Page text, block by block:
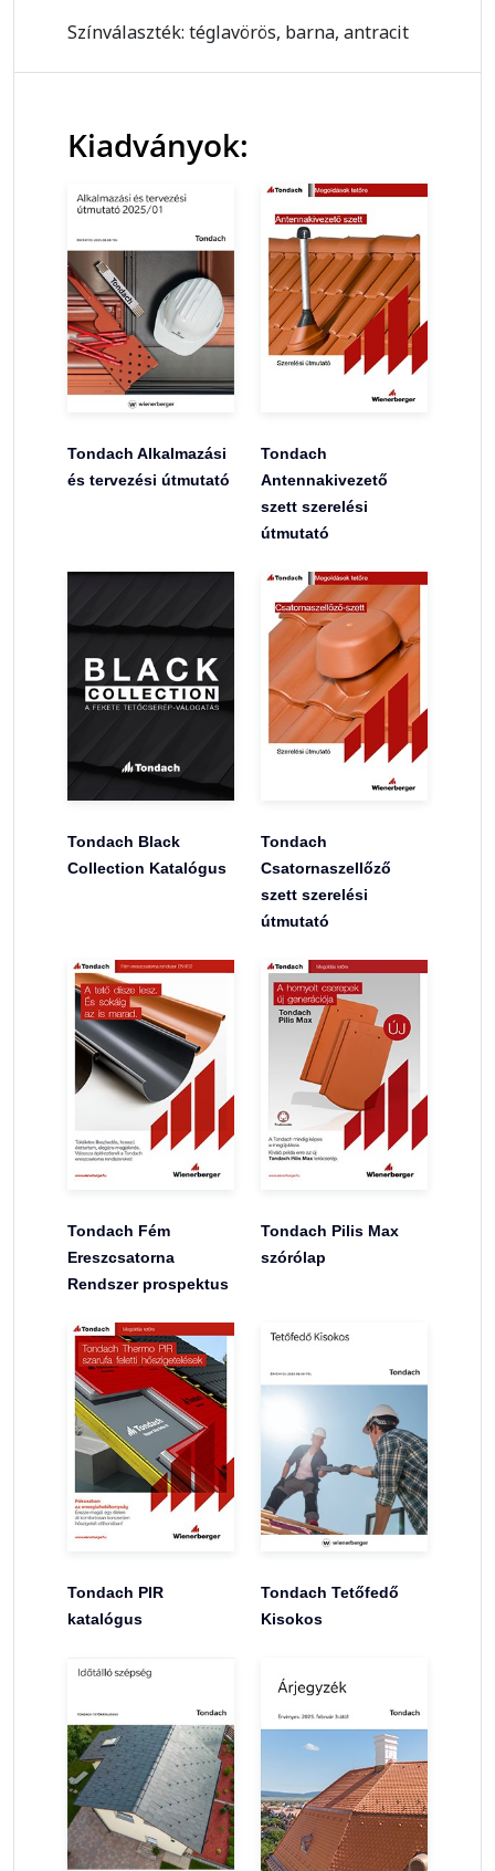
Színválaszték: téglavörös, barna, antracit
Kiadványok:
Tondach Alkalmazási
és tervezési útmutató
Tondach
Antennakivezető
szett szerelési
útmutató
Tondach Black
Collection Katalógus
Tondach
Csatornaszellőző
szett szerelési
útmutató
Tondach Fém
Ereszcsatorna
Rendszer prospektus
Tondach Pilis Max
szórólap
Tondach PIR
katalógus
Tondach Tetőfedő
Kisokos